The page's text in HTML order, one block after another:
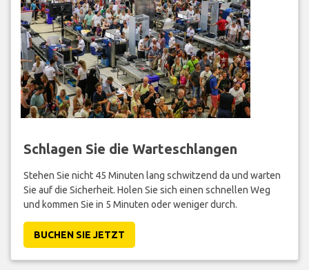
Schlagen Sie die Warteschlangen
Stehen Sie nicht 45 Minuten lang schwitzend da und warten
Sie auf die Sicherheit. Holen Sie sich einen schnellen Weg
und kommen Sie in 5 Minuten oder weniger durch.
BUCHEN SIE JETZT